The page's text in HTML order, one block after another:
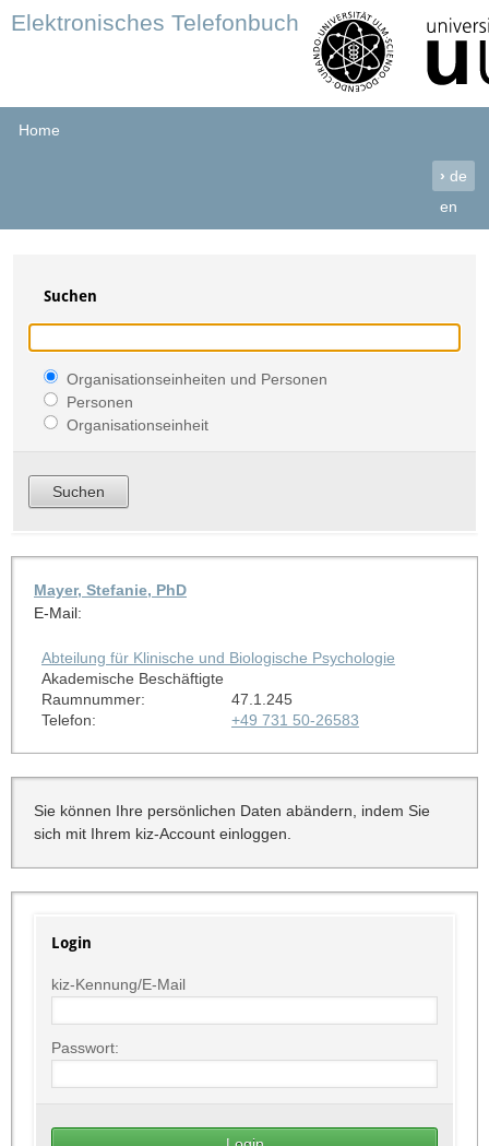
Elektronisches Telefonbuch
Home
› de
en
Suchen
Organisationseinheiten und Personen
Personen
Organisationseinheit
Mayer, Stefanie, PhD
E-Mail:
Abteilung für Klinische und Biologische Psychologie
Akademische Beschäftigte
Raumnummer:
47.1.245
Telefon:
+49 731 50-26583
Sie können Ihre persönlichen Daten abändern, indem Sie
sich mit Ihrem kiz-Account einloggen.
Login
kiz-Kennung/E-Mail
Passwort: